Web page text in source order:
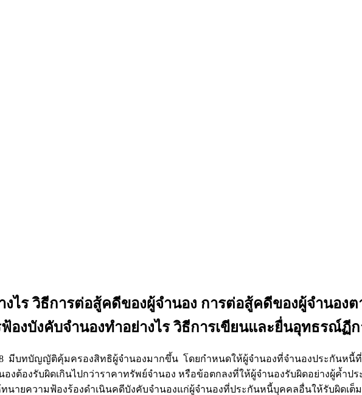
งไร วิธีการต่อสู้คดีของผู้จำนอง การต่อสู้คดีของผู้จำนอ
องบังคับจำนองทำอย่างไร วิธีการเขียนและยื่นอุทธรณ์ฏี
ญัติคุ้มครองสิทธิผู้จำนองมากขึ้น โดยกำหนดให้ผู้จำนองที่จำนองประกันหนี้ที่บุค
งต้องรับผิดเกินไปกว่าราคาทรัพย์จำนอง หรือข้อตกลงที่ให้ผู้จำนองรับผิดอย่างผู้ค้ำ
ทนายความฟ้องร้องดำเนินคดีบังคับจำนองแก่ผู้จำนองที่ประกันหนี้บุคคลอื่นให้รับผิดเ